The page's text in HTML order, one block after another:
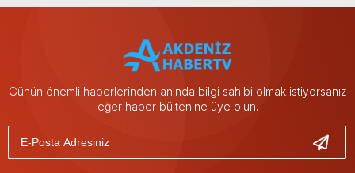
Günün önemli haberlerinden anında bilgi sahibi olmak istiyorsanız
eğer haber bültenine üye olun.